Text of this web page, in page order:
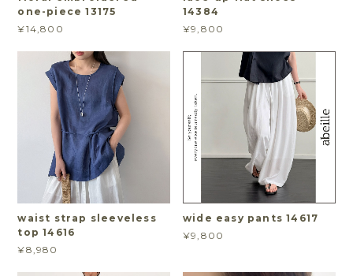
one-piece 13175
¥14,800
14384
¥9,800
waist strap sleeveless
top 14616
¥8,980
wide easy pants 14617
¥9,800